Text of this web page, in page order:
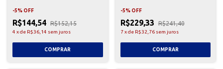
-5% OFF
R$144,54 R$152,15
4 xde R$36,14 sem juros
-5% OFF
R$229,33 R$241,40
7 xde R$32,76 sem juros